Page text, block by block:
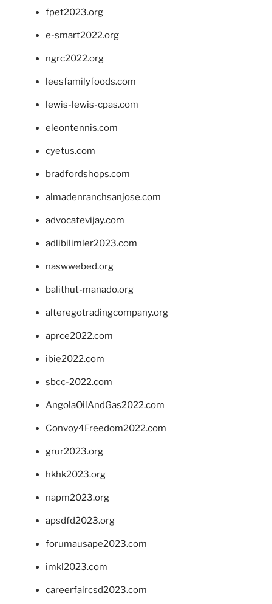
fpet2023.org
e-smart2022.org
ngrc2022.org
leesfamilyfoods.com
lewis-lewis-cpas.com
eleontennis.com
cyetus.com
bradfordshops.com
almadenranchsanjose.com
advocatevijay.com
adlibilimler2023.com
naswwebed.org
balithut-manado.org
alteregotradingcompany.org
aprce2022.com
ibie2022.com
sbcc-2022.com
AngolaOilAndGas2022.com
Convoy4Freedom2022.com
grur2023.org
hkhk2023.org
napm2023.org
apsdfd2023.org
forumausape2023.com
imkl2023.com
careerfaircsd2023.com